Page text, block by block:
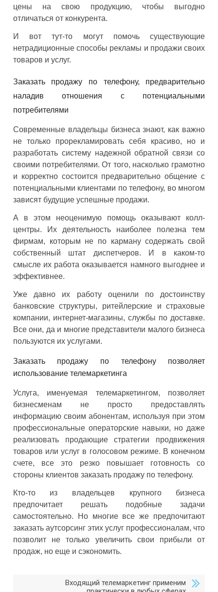
цены на свою продукцию, чтобы выгодно
отличаться от конкурента.
И вот тут-то могут помочь существующие
нетрадиционные способы рекламы и продажи своих
товаров и услуг.
Заказать продажу по телефону, предварительно
наладив отношения с потенциальными
потребителями
Современные владельцы бизнеса знают, как важно
не только прорекламировать себя красиво, но и
разработать систему надежной обратной связи со
своими потребителями. От того, насколько грамотно
и корректно состоится предварительно общение с
потенциальными клиентами по телефону, во многом
зависят будущие успешные продажи.
А в этом неоценимую помощь оказывают колл-
центры. Их деятельность наиболее полезна тем
фирмам, которым не по карману содержать свой
собственный штат диспетчеров. И в каком-то
смысле их работа оказывается намного выгоднее и
эффективнее.
Уже давно их работу оценили по достоинству
банковские структуры, ритейлерские и страховые
компании, интернет-магазины, службы по доставке.
Все они, да и многие представители малого бизнеса
пользуются их услугами.
Заказать продажу по телефону позволяет
использование телемаркетинга
Услуга, именуемая телемаркетингом, позволяет
бизнесменам не просто предоставлять
информацию своим абонентам, используя при этом
профессиональные операторские навыки, но даже
реализовать продающие стратегии продвижения
товаров или услуг в голосовом режиме. В конечном
счете, все это резко повышает готовность со
стороны клиентов заказать продажу по телефону.
Кто-то из владельцев крупного бизнеса
предпочитает решать подобные задачи
самостоятельно. Но многие все же предпочитают
заказать аутсорсинг этих услуг профессионалам, что
позволит не только увеличить свои прибыли от
продаж, но еще и сэкономить.
Входящий телемаркетинг применим